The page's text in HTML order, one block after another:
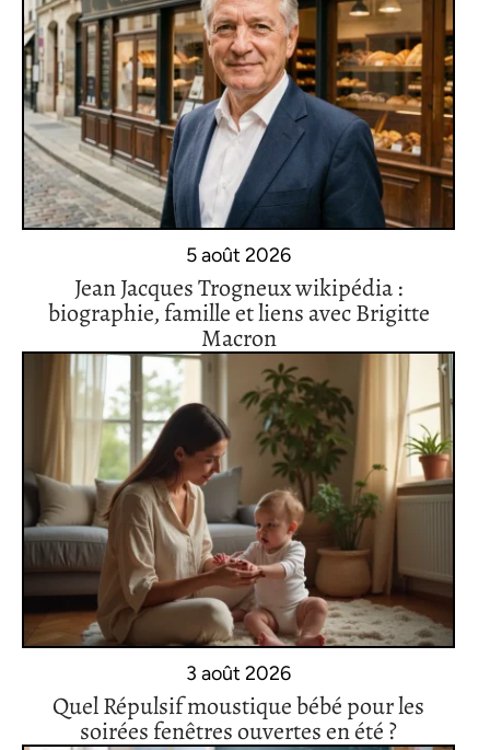
5 août 2026
Jean Jacques Trogneux wikipédia :
biographie, famille et liens avec Brigitte
Macron
3 août 2026
Quel Répulsif moustique bébé pour les
soirées fenêtres ouvertes en été ?